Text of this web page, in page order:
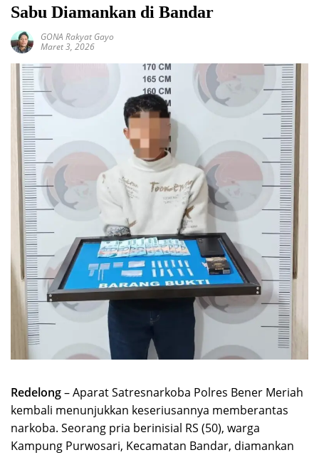
Sabu Diamankan di Bandar
GONA Rakyat Gayo
Maret 3, 2026
Redelong– Aparat Satresnarkoba Polres Bener Meriah
kembali menunjukkan keseriusannya memberantas
narkoba. Seorang pria berinisial RS (50), warga
Kampung Purwosari, Kecamatan Bandar, diamankan